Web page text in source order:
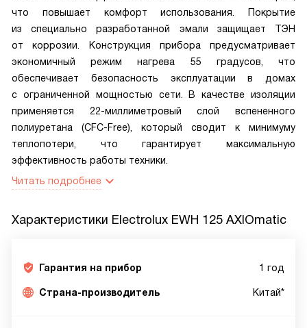
что повышает комфорт использования. Покрытие
из специально разработанной эмали защищает ТЭН
от коррозии. Конструкция прибора предусматривает
экономичный режим нагрева 55 градусов, что
обеспечивает безопасность эксплуатации в домах
с ограниченной мощностью сети. В качестве изоляции
применяется 22-миллиметровый слой вспененного
полиуретана (CFC-Free), который сводит к минимуму
теплопотери, что гарантирует максимальную
эффективность работы техники.
Читать подробнее
Характеристики Electrolux EWH 125 AXIOmatic
Гарантия на прибор 1 год
Страна-производитель Китай*